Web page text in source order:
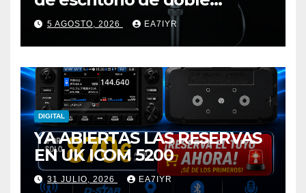
elemento premium
5 AGOSTO, 2026 EA7IYR
DIGITAL
YA ABIERTAS LAS RESERVAS
EN UK ICOM 5200
31 JULIO, 2026 EA7IYR